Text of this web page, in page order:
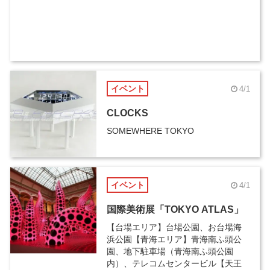
イベント 4/1
CLOCKS
SOMEWHERE TOKYO
イベント 4/1
国際美術展「TOKYO ATLAS」
【台場エリア】台場公園、お台場海
浜公園【青海エリア】青海南ふ頭公
園、地下駐車場（青海南ふ頭公園
内）、テレコムセンタービル【天王